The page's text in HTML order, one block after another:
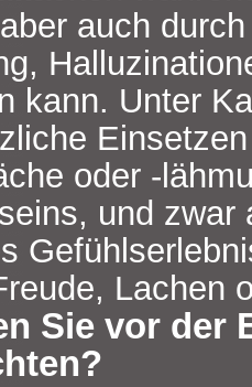
auch
kann. Unter
oder -
und zwar
Lachen
Sie vor der